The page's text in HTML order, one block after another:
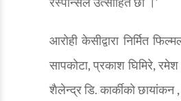
आरोही केसीद्वारा निर्मित
सापकोटा, प्रकाश घिमिरे,
शैलेन्द्र डि. कार्कीको छायांकन